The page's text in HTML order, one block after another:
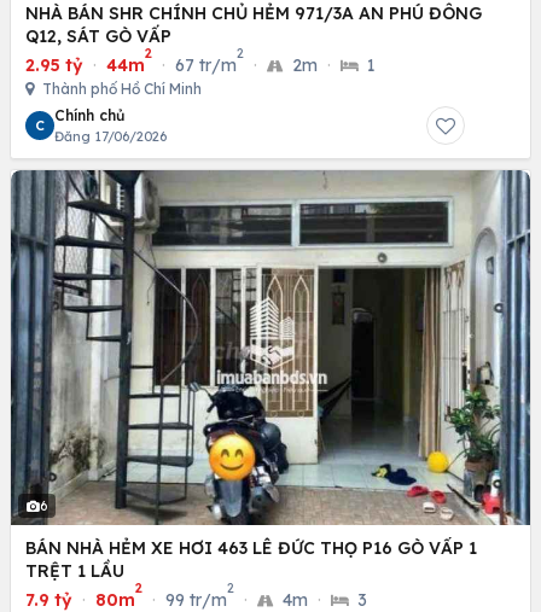
NHÀ BÁN SHR CHÍNH CHỦ HẺM 971/3A AN PHÚ ĐÔNG
Q12, SÁT GÒ VẤP
2.95 tỷ · 44m
2
· 67 tr/m
2
· 2m · 1
Thành phố Hồ Chí Minh
C
Chính chủ
Đăng 17/06/2026
6
BÁN NHÀ HẺM XE HƠI 463 LÊ ĐỨC THỌ P16 GÒ VẤP 1
TRỆT 1 LẦU
7.9 tỷ · 80m
2
· 99 tr/m
2
· 4m · 3